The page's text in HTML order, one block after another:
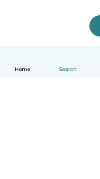
Home Search